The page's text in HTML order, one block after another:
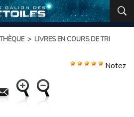
> LIVRES EN COURS DE TRI
Notez